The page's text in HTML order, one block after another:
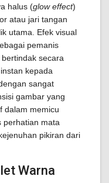
halus (glow effect)
atau jari tangan
utama. Efek visual
pemanis
secara
kepada
sangat
gambar yang
dalam memicu
perhatian mata
pikiran dari
Warna